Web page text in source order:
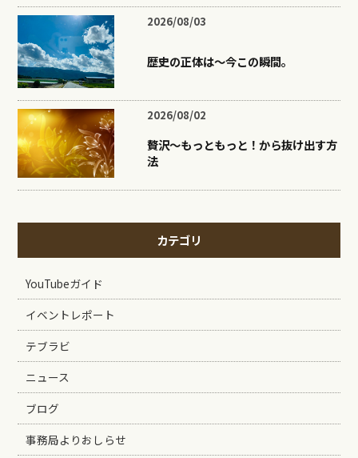
2026/08/03
歴史の正体は〜今この瞬間。
2026/08/02
贅沢〜もっともっと！から抜け出す方
法
カテゴリ
YouTubeガイド
イベントレポート
テブラビ
ニュース
ブログ
事務局よりおしらせ